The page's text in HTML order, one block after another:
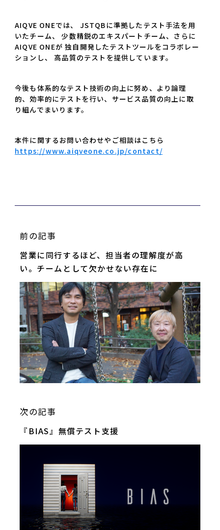
AIQVE ONEでは、 JSTQBに準拠したテスト手法を用
いたチーム、 少数精鋭のエキスパートチーム、さらに
AIQVE ONEが 独自開発したテストツールをコラボレー
ションし、 高品質のテストを提供しています。
今後も体系的なテスト技術の向上に努め、より論理
的、効率的にテストを行い、サービス品質の向上に取
り組んでまいります。
本件に関するお問い合わせやご相談はこちら
https://www.aiqveone.co.jp/contact/
前の記事
営業に同行するほど、担当者の理解度が高
い。チームとして欠かせない存在に
次の記事
『BIAS』無償テスト支援